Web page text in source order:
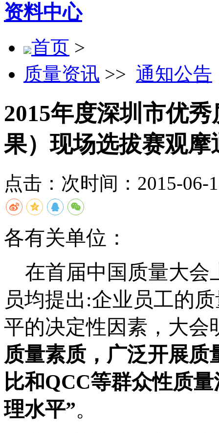
资料中心
首页 >
质量资讯 >> 通知公告
2015年度深圳市优
果）现场选拔赛观摩
点击： 次时间：2015-06-
各有关单位：
在首届中国质量大会
员均提出:企业员工的
平的决定性因素，大会
质量素质，广泛开展
比和QCC等群众性质
理水平”。